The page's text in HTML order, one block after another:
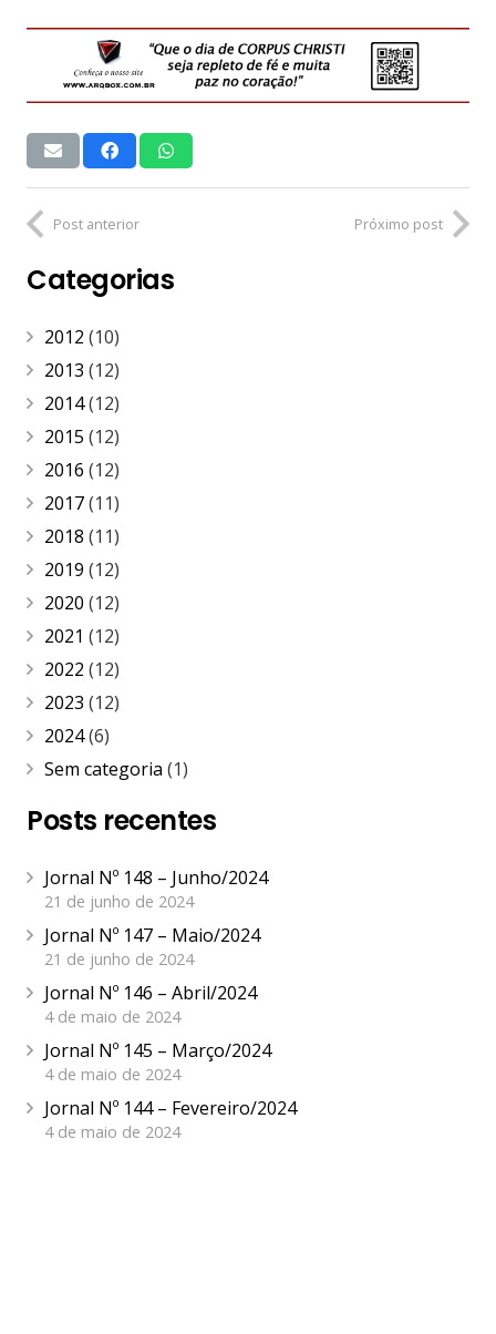
Post anterior Próximo post
Categorias
2012 (10)
2013 (12)
2014(12)
2015 (12)
2016 (12)
2017(11)
2018 (11)
2019 (12)
2020 (12)
2021 (12)
2022 (12)
2023 (12)
2024(6)
Sem categoria (1)
Posts recentes
Jornal Nº 148 – Junho/2024
21 de junho de 2024
Jornal Nº 147 – Maio/2024
21 de junho de 2024
Jornal Nº 146 – Abril/2024
4 de maio de 2024
Jornal Nº 145 – Março/2024
4 de maio de 2024
Jornal Nº 144 – Fevereiro/2024
4 de maio de 2024